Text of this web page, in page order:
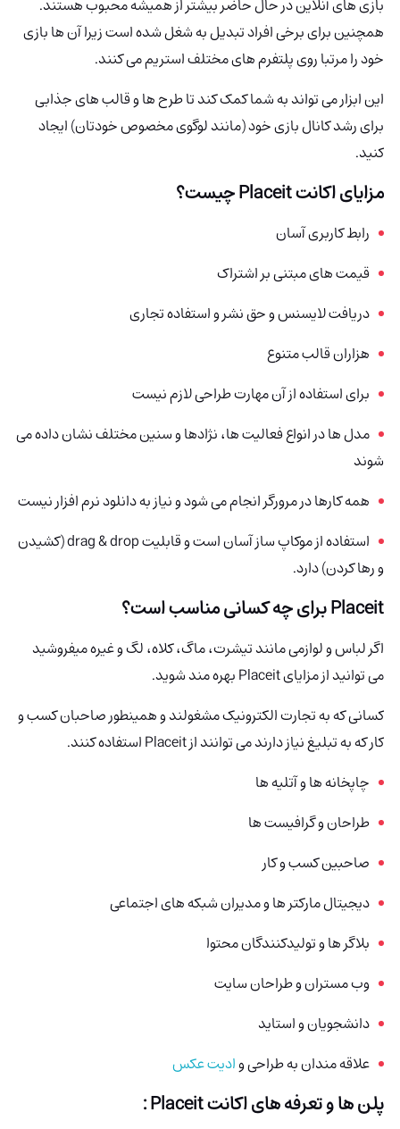
همچنین برای برخی افراد تبدیل به شغل شده است زیرا آن ها بازی
خود را مرتبا روی پلتفرم های مختلف استریم می کنند.
این ابزار می تواند به شما کمک کند تا طرح ها و قالب های جذابی
برای رشد کانال بازی خود (مانند لوگوی مخصوص خودتان) ایجاد
کنید.
مزایای اکانت Placeit چیست؟
رابط کاربری آسان
قیمت های مبتنی بر اشتراک
دریافت لایسنس و حق نشر و استفاده تجاری
هزاران قالب متنوع
برای استفاده از آن مهارت طراحی لازم نیست
مدل ها در انواع فعالیت ها، نژادها و سنین مختلف نشان داده می
شوند
همه کارها در مرورگر انجام می شود و نیاز به دانلود نرم افزار نیست
استفاده از موکاپ ساز آسان است و قابلیت drag & drop (کشیدن
و رها کردن) دارد.
Placeit برای چه کسانی مناسب است؟
اگر لباس و لوازمی مانند تیشرت، ماگ، کلاه، لگ و غیره میفروشید
می توانید از مزایای Placeit بهره مند شوید.
کسانی که به تجارت الکترونیک مشغولند و همینطور صاحبان کسب و
کار که به تبلیغ نیاز دارند می توانند از Placeit استفاده کنند.
چاپخانه ها و آتلیه ها
طراحان و گرافیست ها
صاحبین کسب و کار
دیجیتال مارکتر ها و مدیران شبکه های اجتماعی
بلاگر ها و تولیدکنندگان محتوا
وب مستران و طراحان سایت
دانشجویان و استاید
علاقه مندان به طراحی وادیت عکس
پلن ها و تعرفه های اکانت Placeit :